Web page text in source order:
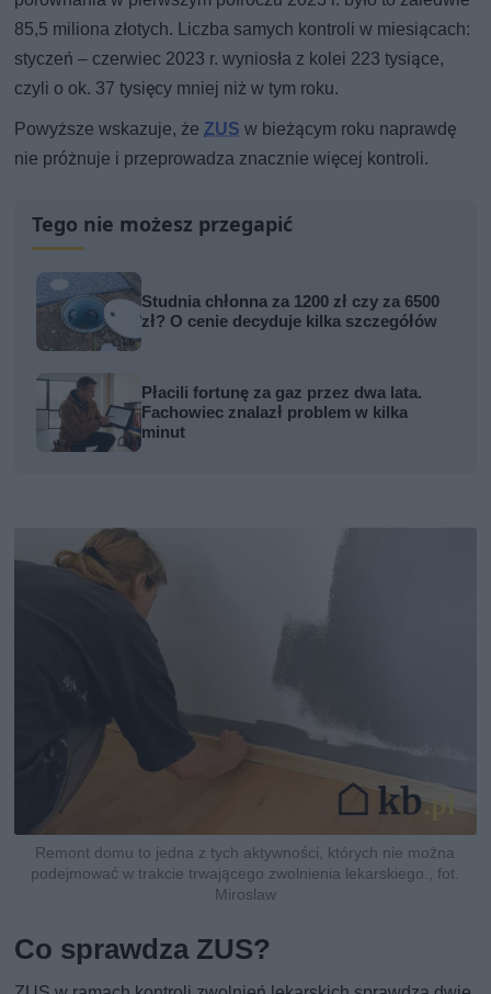
85,5 miliona złotych. Liczba samych kontroli w miesiącach:
styczeń – czerwiec 2023 r. wyniosła z kolei 223 tysiące,
czyli o ok. 37 tysięcy mniej niż w tym roku.
Powyższe wskazuje, żeZUS w bieżącym roku naprawdę
nie próżnuje i przeprowadza znacznie więcej kontroli.
Tego nie możesz przegapić
Studnia chłonna za 1200 zł czy za 6500
zł? O cenie decyduje kilka szczegółów
Płacili fortunę za gaz przez dwa lata.
Fachowiec znalazł problem w kilka
minut
Remont domu to jedna z tych aktywności, których nie można
podejmować w trakcie trwającego zwolnienia lekarskiego., fot.
Miroslaw
Co sprawdza ZUS?